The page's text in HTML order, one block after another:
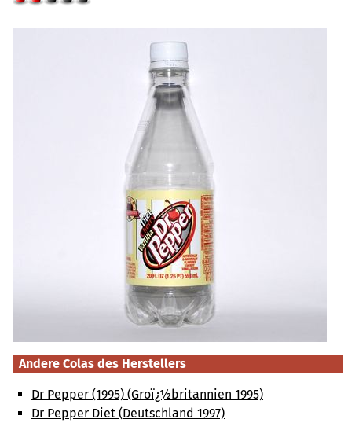
Andere Colas des Herstellers
Dr Pepper (1995) (Groï¿½britannien 1995)
Dr Pepper Diet (Deutschland 1997)